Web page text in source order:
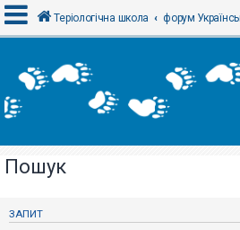
х
і
Р
с
Теріологічна школа
Пошук
ЗАПИТ